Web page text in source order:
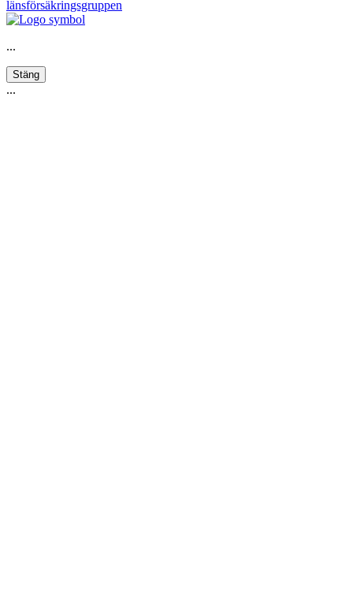
länsförsäkringsgruppen
...
Stäng
...